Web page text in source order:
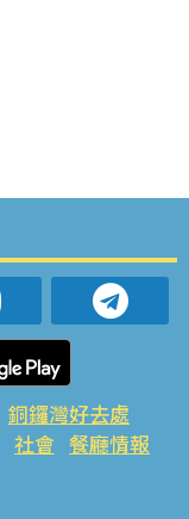
銅鑼灣好去處
社會 餐廳情報